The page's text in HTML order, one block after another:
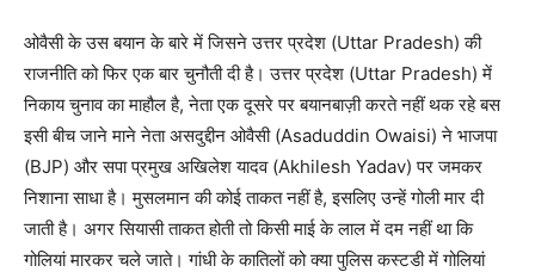
ओवैसी के उस बयान के बारे में जिसने उत्तर प्रदेश (Uttar Pradesh) की
राजनीति को फिर एक बार चुनौती दी है। उत्तर प्रदेश (Uttar Pradesh) में
निकाय चुनाव का माहौल है, नेता एक दूसरे पर बयानबाज़ी करते नहीं थक रहे बस
इसी बीच जाने माने नेता असदुद्दीन ओवैसी (Asaduddin Owaisi) ने भाजपा
(BJP) और सपा प्रमुख अखिलेश यादव (Akhilesh Yadav) पर जमकर
निशाना साधा है। मुसलमान की कोई ताकत नहीं है, इसलिए उन्हें गोली मार दी
जाती है। अगर सियासी ताकत होती तो किसी माई के लाल में दम नहीं था कि
गोलियां मारकर चले जाते। गांधी के कातिलों को क्या पुलिस कस्टडी में गोलियां